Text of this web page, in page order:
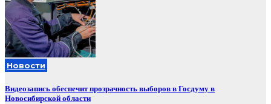
Новости
Видеозапись обеспечит прозрачность выборов в Госдуму в
Новосибирской области